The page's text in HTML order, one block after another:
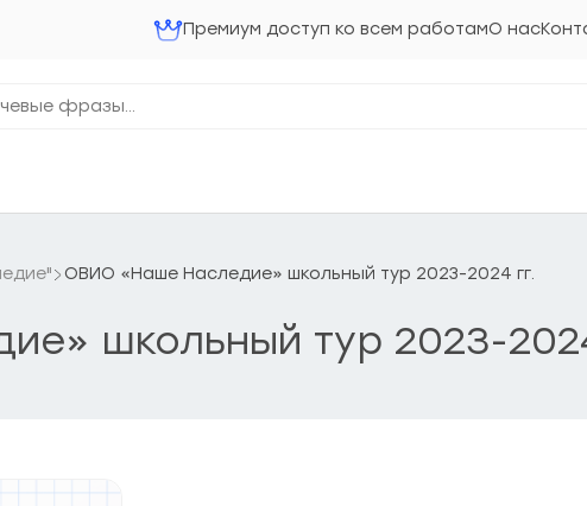
Премиум доступ ко всем работамО нас
ОВИО «Наше Наследие» школьный тур 2023-2024 гг.
школьный тур 2023-